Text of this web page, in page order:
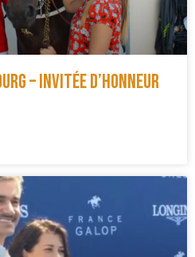
– Invitée d’honneur